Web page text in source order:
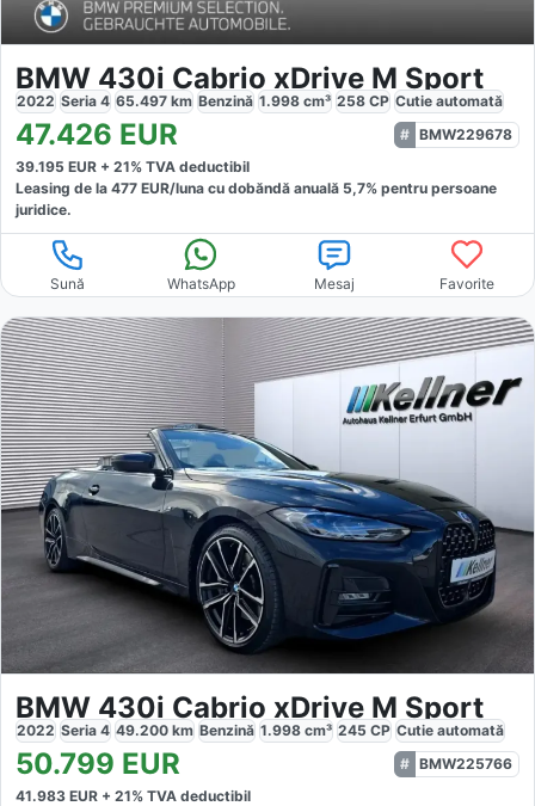
BMW 430i Cabrio xDrive M Sport
2022 Seria 4 65.497 km Benzină 1.998 cm³ 258 CP Cutie automată
47.426 EUR
BMW229678
39.195 EUR + 21% TVA deductibil
Leasing de la 477 EUR/luna cu dobăndă anuală 5,7% pentru persoane
juridice.
Sună WhatsApp Mesaj Favorite
BMW 430i Cabrio xDrive M Sport
2022 Seria 4 49.200 km Benzină 1.998 cm³ 245 CP Cutie automată
50.799 EUR
BMW225766
41.983 EUR + 21% TVA deductibil